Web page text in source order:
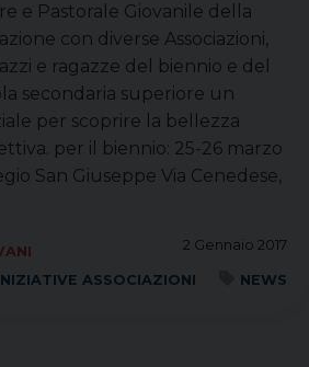
e Pastorale Giovanile della
con diverse Associazioni,
e ragazze del biennio e del
secondaria superiore un
per scoprire la bellezza
per il biennio: 25-26 marzo
San Giuseppe Via Cenedese,
2 Gennaio 2017
ASSOCIAZIONI
NEWS